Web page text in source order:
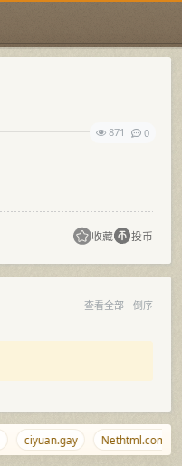
871
0
收藏 投币
查看全部 倒序
ciyuan.gay Nethtml.com